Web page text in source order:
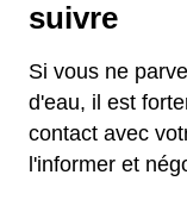
suivre
Si vous ne
d'eau, il est
contact avec
l'informer et